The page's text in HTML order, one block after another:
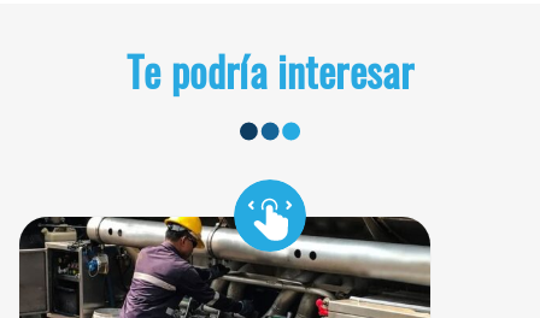
Te podría interesar